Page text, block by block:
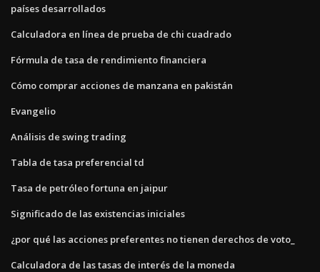
países desarrollados
Calculadora en línea de prueba de chi cuadrado
Fórmula de tasa de rendimiento financiera
Cómo comprar acciones de manzana en pakistán
Evangelio
Análisis de swing trading
Tabla de tasa preferencial td
Tasa de petróleo fortuna en jaipur
Significado de las existencias iniciales
¿por qué las acciones preferentes no tienen derechos de voto_
Calculadora de las tasas de interés de la moneda